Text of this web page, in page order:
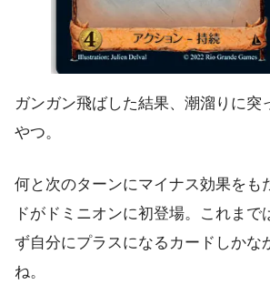
ガンガン飛ばした結果、潮溜りに突
やつ。
何と次のターンにマイナス効果をも
ドがドミニオンに初登場。これまで
ず自分にプラスになるカードしかな
ね。